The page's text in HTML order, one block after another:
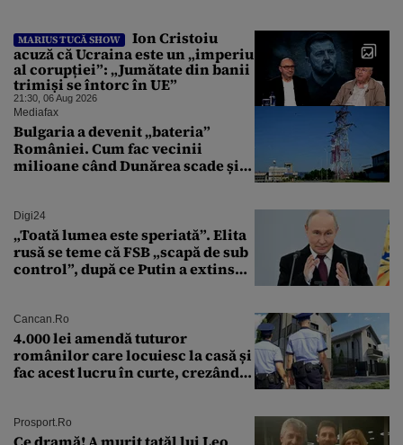
MARIUS TUCĂ SHOW
Ion Cristoiu
acuză că Ucraina este un „imperiu
al corupției”: „Jumătate din banii
trimiși se întorc în UE”
21:30, 06 Aug 2026
Mediafax
Bulgaria a devenit „bateria”
României. Cum fac vecinii
milioane când Dunărea scade și
Digi24
„Toată lumea este speriată”. Elita
rusă se teme că FSB „scapă de sub
control”, după ce Putin a extins
Cancan.ro
4.000 lei amendă tuturor
românilor care locuiesc la casă și
fac acest lucru în curte, crezând
Prosport.ro